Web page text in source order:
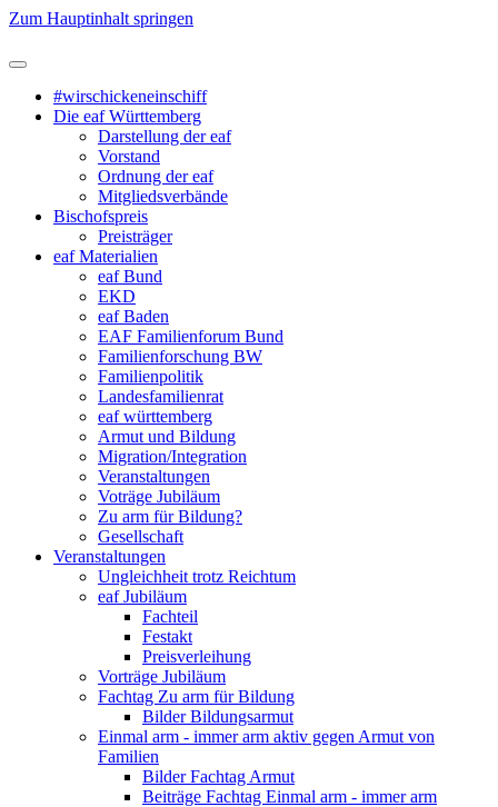
Zum Hauptinhalt springen
#wirschickeneinschiff
Die eaf Württemberg
Darstellung der eaf
Vorstand
Ordnung der eaf
Mitgliedsverbände
Bischofspreis
Preisträger
eaf Materialien
eaf Bund
EKD
eaf Baden
EAF Familienforum Bund
Familienforschung BW
Familienpolitik
Landesfamilienrat
eaf württemberg
Armut und Bildung
Migration/Integration
Veranstaltungen
Voträge Jubiläum
Zu arm für Bildung?
Gesellschaft
Veranstaltungen
Ungleichheit trotz Reichtum
eaf Jubiläum
Fachteil
Festakt
Preisverleihung
Vorträge Jubiläum
Fachtag Zu arm für Bildung
Bilder Bildungsarmut
Einmal arm - immer arm aktiv gegen Armut von
Familien
Bilder Fachtag Armut
Beiträge Fachtag Einmal arm - immer arm